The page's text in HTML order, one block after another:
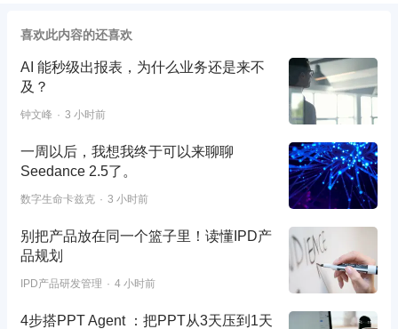
喜欢此内容的还喜欢
AI 能秒级出报表，为什么业务还是来不
及？
钟文峰 3 小时前
一周以后，我想我终于可以来聊聊
Seedance 2.5了。
数字生命卡兹克 3 小时前
别把产品放在同一个篮子里！读懂IPD产
品规划
IPD产品研发管理 4 小时前
4步搭PPT Agent ：把PPT从3天压到1天